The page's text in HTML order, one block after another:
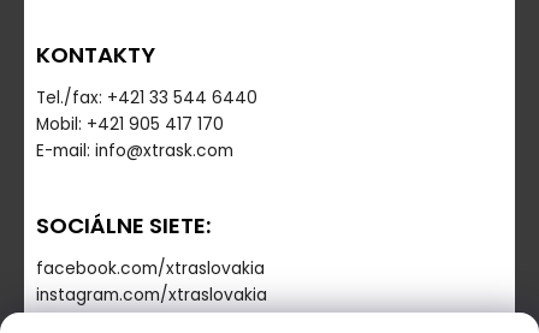
KONTAKTY
Tel./fax: +421 33 544 6440
Mobil: +421 905 417 170
E-mail: info@xtrask.com
SOCIÁLNE SIETE:
facebook.com/xtraslovakia
instagram.com/xtraslovakia